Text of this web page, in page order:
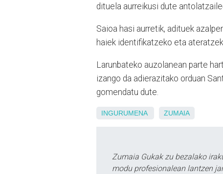
dituela aurreikusi dute
Saioa hasi aurretik, adituek
haiek identifikatzeko eta
Larunbateko auzolanean parte
izango da adierazitako orduan
gomendatu dute.
INGURUMENA ZUMAIA
Zumaia Gukak zu bezalako
modu profesionalean lantzen